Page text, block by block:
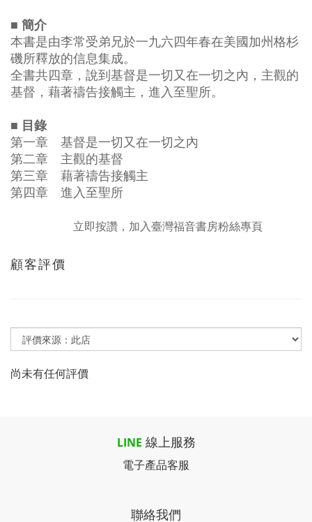
■ 簡介
本書是由李常受弟兄於一九六四年春在美國加州格杉
磯所釋放的信息集成。
全書共四章，說到基督是一切又在一切之內，主觀的
基督，藉著禱告接觸主，進入至聖所。
■ 目錄
第一章 基督是一切又在一切之內
第二章 主觀的基督
第三章 藉著禱告接觸主
第四章 進入至聖所
立即按讚，加入臺灣福音書房粉絲專頁
顧客評價
尚未有任何評價
LINE 線上服務
電子產品客服
聯絡我們